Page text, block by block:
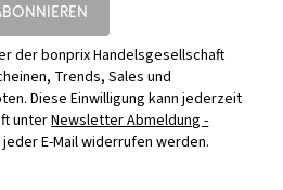
der bonprix Handelsgesellschaft
Trends, Sales und
Diese Einwilligung kann jederzeit
unterNewsletter Abmeldung -
E-Mail widerrufen werden.